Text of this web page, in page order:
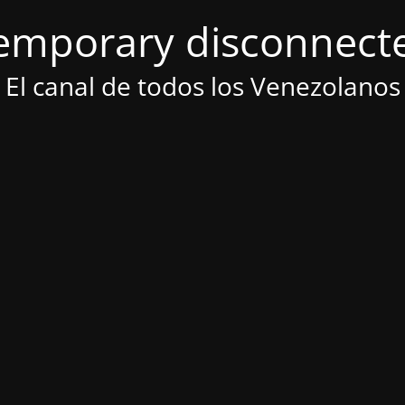
El canal de todos los Venezolanos